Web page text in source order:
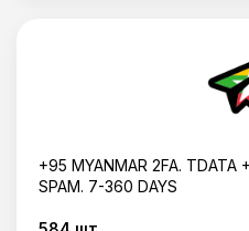
+95 MYANMAR 2FA. TDATA
SPAM. 7-360 DAYS